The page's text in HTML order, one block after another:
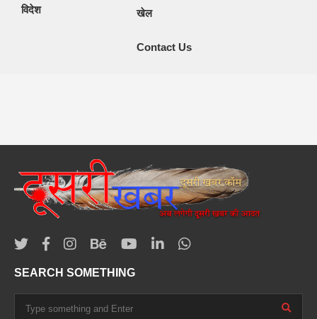
विदेश खेल
Contact Us
SEARCH SOMETHING